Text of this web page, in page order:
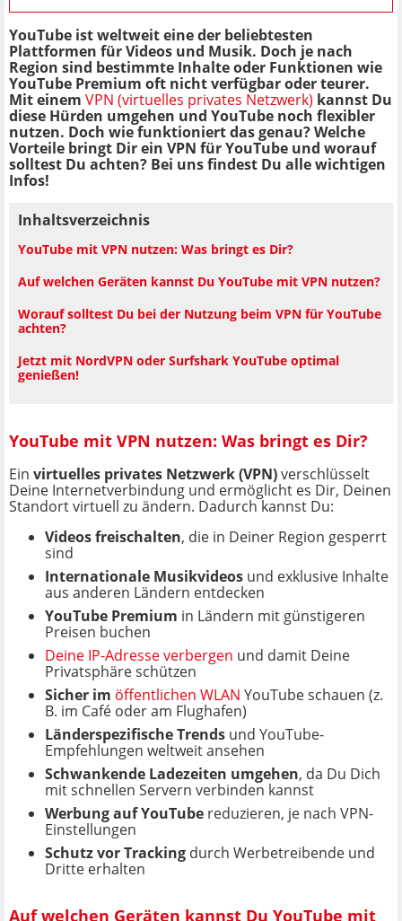
YouTube ist weltweit eine der beliebtesten
Plattformen für Videos und Musik. Doch je nach
Region sind bestimmte Inhalte oder Funktionen wie
YouTube Premium oft nicht verfügbar oder teurer.
Mit einem VPN (virtuelles privates Netzwerk) kannst Du
diese Hürden umgehen und YouTube noch flexibler
nutzen. Doch wie funktioniert das genau? Welche
Vorteile bringt Dir ein VPN für YouTube und worauf
solltest Du achten? Bei uns findest Du alle wichtigen
Infos!
Inhaltsverzeichnis
YouTube mit VPN nutzen: Was bringt es Dir?
Auf welchen Geräten kannst Du YouTube mit VPN nutzen?
Worauf solltest Du bei der Nutzung beim VPN für YouTube
achten?
Jetzt mit NordVPN oder Surfshark YouTube optimal
genießen!
YouTube mit VPN nutzen: Was bringt es Dir?
Ein virtuelles privates Netzwerk (VPN)verschlüsselt
Deine Internetverbindung und ermöglicht es Dir, Deinen
Standort virtuell zu ändern. Dadurch kannst Du:
Videos freischalten, die in Deiner Region gesperrt
sind
Internationale Musikvideos und exklusive Inhalte
aus anderen Ländern entdecken
YouTube Premium in Ländern mit günstigeren
Preisen buchen
Deine IP-Adresse verbergen und damit Deine
Privatsphäre schützen
Sicher im öffentlichen WLAN YouTube schauen (z.
B. im Café oder am Flughafen)
Länderspezifische Trends und YouTube-
Empfehlungen weltweit ansehen
Schwankende Ladezeiten umgehen, da Du Dich
mit schnellen Servern verbinden kannst
Werbung auf YouTube reduzieren, je nach VPN-
Einstellungen
Schutz vor Tracking durch Werbetreibende und
Dritte erhalten
Auf welchen Geräten kannst Du YouTube mit